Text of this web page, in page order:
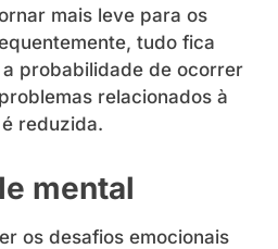
mais leve para os
tudo fica
probabilidade de ocorrer
relacionados à
reduzida.
mental
os desafios emocionais